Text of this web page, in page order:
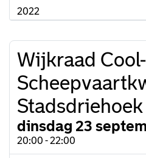
2022
Wijkraad Cool-
dinsdag 23
20:00 - 22:00